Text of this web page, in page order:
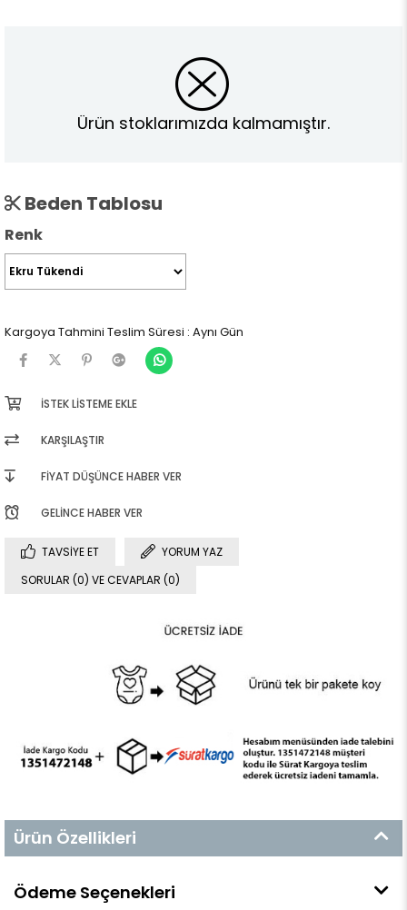
Ürün stoklarımızda kalmamıştır.
Beden Tablosu
Renk
Kargoya Tahmini Teslim Süresi : Aynı Gün
İSTEK LISTEME EKLE
KARŞILAŞTIR
FIYAT DÜŞÜNCE HABER VER
GELINCE HABER VER
TAVSIYE ET
YORUM YAZ
SORULAR (0) VE CEVAPLAR (0)
Ürün Özellikleri
Ödeme Seçenekleri